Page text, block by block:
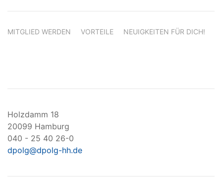
MITGLIED WERDEN VORTEILE NEUIGKEITEN FÜR DICH!
Holzdamm 18
20099 Hamburg
040 - 25 40 26-0
dpolg@dpolg-hh.de